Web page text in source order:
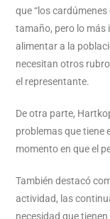
que “los
tamaño, pero lo más
alimentar a la
necesitan otros
el representante.
De otra parte,
problemas que tiene
momento en que el
También destacó
actividad, las
necesidad que